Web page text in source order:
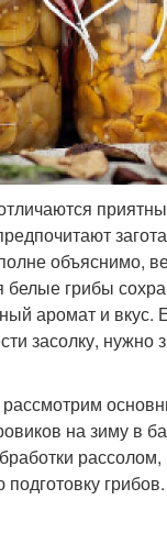
объяснимо,
грибы
аромат и вкус.
засолку, нужно
на зиму в
рассолом,
грибов.